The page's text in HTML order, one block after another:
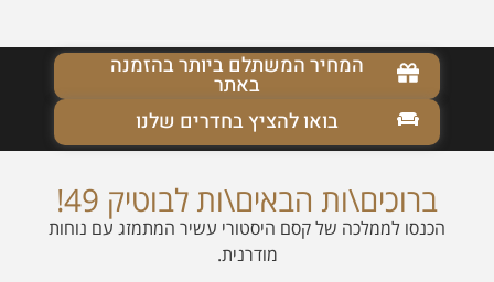
הכל התחיל אז בשלהי המאה ה-19 בין השנים 1892-1895
במושבה הקטנה זכרון יעקב, כשהזוג הרשקוביץ מחליט
שחקלאות… זה לא בשבילו.
אל החצר האחורית של המדרחוב השוקק חיים.
חניה מקורה בחינם
חבילות התארגנות